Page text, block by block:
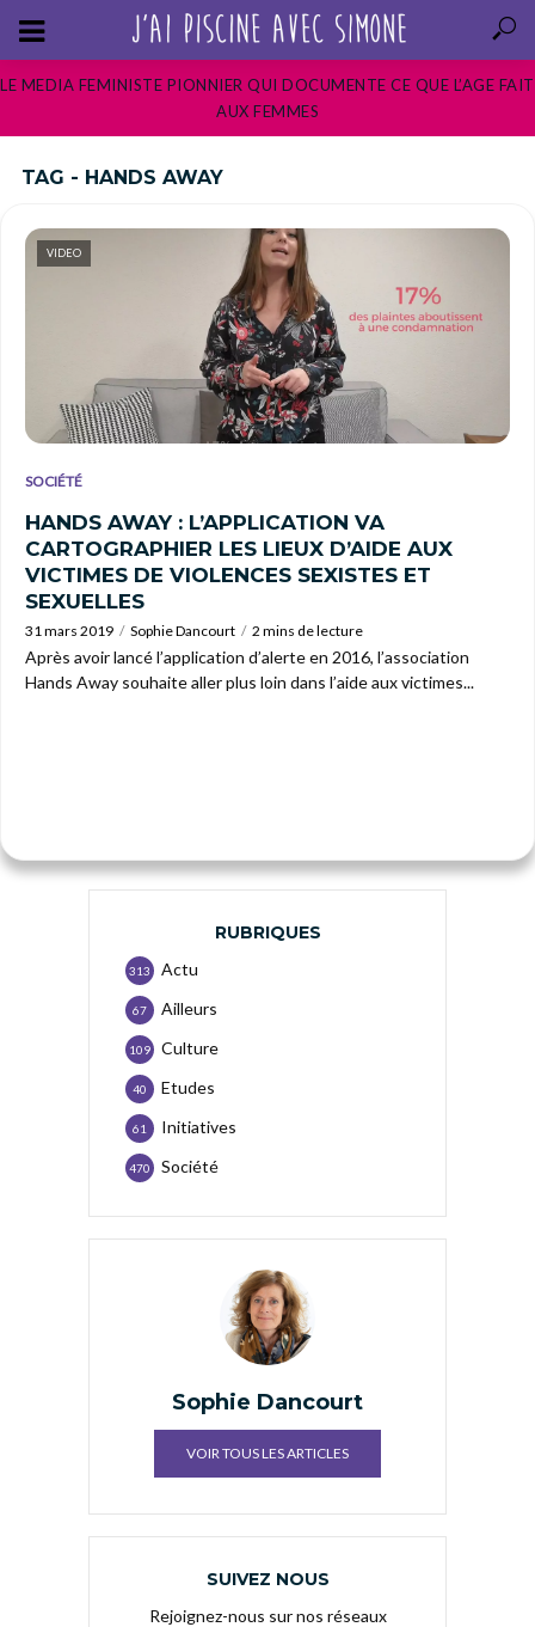
LE MEDIA FEMINISTE PIONNIER QUI DOCUMENTE CE QUE L’AGE FAIT
AUX FEMMES
TAG - HANDS AWAY
VIDEO
SOCIÉTÉ
HANDS AWAY : L’APPLICATION VA
CARTOGRAPHIER LES LIEUX D’AIDE AUX
VICTIMES DE VIOLENCES SEXISTES ET
SEXUELLES
31 mars 2019 Sophie Dancourt 2 mins de lecture
Après avoir lancé l’application d’alerte en 2016, l’association
Hands Away souhaite aller plus loin dans l’aide aux victimes...
RUBRIQUES
Actu
313
Ailleurs
67
Culture
109
Etudes
40
Initiatives
61
Société
470
Sophie Dancourt
VOIR TOUS LES ARTICLES
SUIVEZ NOUS
Rejoignez-nous sur nos réseaux